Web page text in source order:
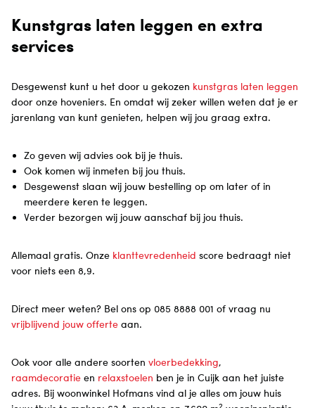
Kunstgras laten leggen en extra
services
Desgewenst kunt u het door u gekozen kunstgras laten leggen
door onze hoveniers. En omdat wij zeker willen weten dat je er
jarenlang van kunt genieten, helpen wij jou graag extra.
Zo geven wij advies ook bij je thuis.
Ook komen wij inmeten bij jou thuis.
Desgewenst slaan wij jouw bestelling op om later of in
meerdere keren te leggen.
Verder bezorgen wij jouw aanschaf bij jou thuis.
Allemaal gratis. Onze klanttevredenheid score bedraagt niet
voor niets een 8,9.
Direct meer weten? Bel ons op 085 8888 001 of vraag nu
vrijblijvend jouw offerte aan.
Ook voor alle andere soorten vloerbedekking,
raamdecoratie en relaxstoelen ben je in Cuijk aan het juiste
adres. Bij woonwinkel Hofmans vind al je alles om jouw huis
2